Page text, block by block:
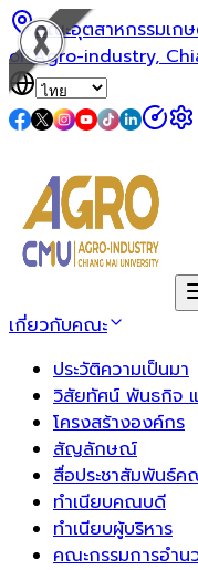
คณะอุตสาหกรรมเก
of Agro-industry,
เกี่ยวกับคณะ
ประวัติความเป็นมา
วิสัยทัศน์ พันธกิจ
โครงสร้างองค์กร
สัญลักษณ์
สื่อประชาสัมพันธ์ค
ทำเนียบคณบดี
ทำเนียบผู้บริหาร
คณะกรรมการอำน